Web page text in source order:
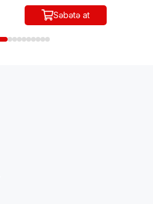
Səbətə at